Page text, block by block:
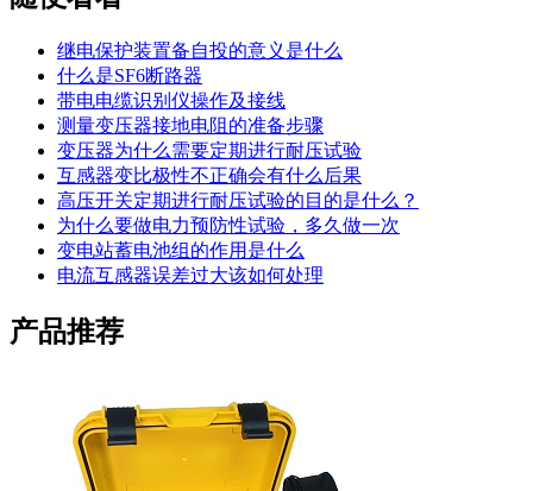
继电保护装置备自投的意义是什么
什么是SF6断路器
带电电缆识别仪操作及接线
测量变压器接地电阻的准备步骤
变压器为什么需要定期进行耐压试验
互感器变比极性不正确会有什么后果
高压开关定期进行耐压试验的目的是什么？
为什么要做电力预防性试验，多久做一次
变电站蓄电池组的作用是什么
电流互感器误差过大该如何处理
产品推荐